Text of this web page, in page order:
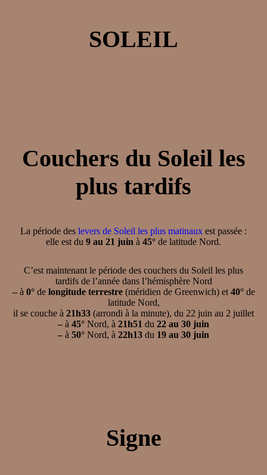
SOLEIL
Couchers du Soleil les
plus tardifs
La période des levers de Soleil les plus matinaux est passée :
elle est du 9 au 21 juin à 45° de latitude Nord.
C’est maintenant le période des couchers du Soleil les plus
tardifs de l’année dans l’hémisphère Nord
–à 0°de longitude terrestre(méridien de Greenwich) et 40°de
latitude Nord,
il se couche à 21h33 (arrondi à la minute), du 22 juin au 2 juillet
– à 45° Nord, à 21h51 du 22 au 30 juin
– à 50° Nord, à 22h13 du 19 au 30 juin
Signe